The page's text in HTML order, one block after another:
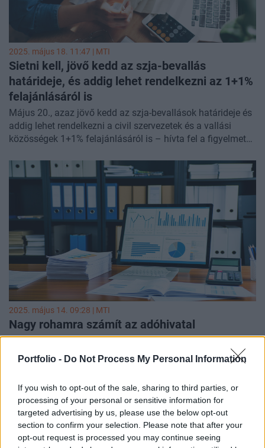
Portfolio - Do Not Process My Personal Information
If you wish to opt-out of the sale, sharing to third parties, or
processing of your personal or sensitive information for
targeted advertising by us, please use the below opt-out
section to confirm your selection. Please note that after your
opt-out request is processed you may continue seeing
2025. május 18. 11:47 | MTI
Sietni kell, jövő kedd az szja-bevallás
határideje, és addig lehet rendelkezni az 1+1%
felajánlásáról is
Május 20., azaz jövő kedd az szja-bevallások határideje és
addig lehet rendelkezni a civil szervezetek és a vallási
közösségek 1+1% felajánlásáról is – hívta fel a figyelmet
(NAV).
2025. május 14. 09:28 | MTI
Nagy rohamra számít az adóhivatal
A Nemzeti Adó- és Vámhivatal (NAV) központi
ügyfélszolgálatai az szja-bevallás határidejének napján,
május 20-án hosszabbított nyitvatartással, reggel 8 óra 30
szerdán az MTI-vel.